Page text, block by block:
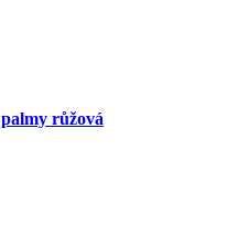
růžová